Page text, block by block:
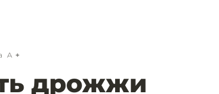
A
дрожжи